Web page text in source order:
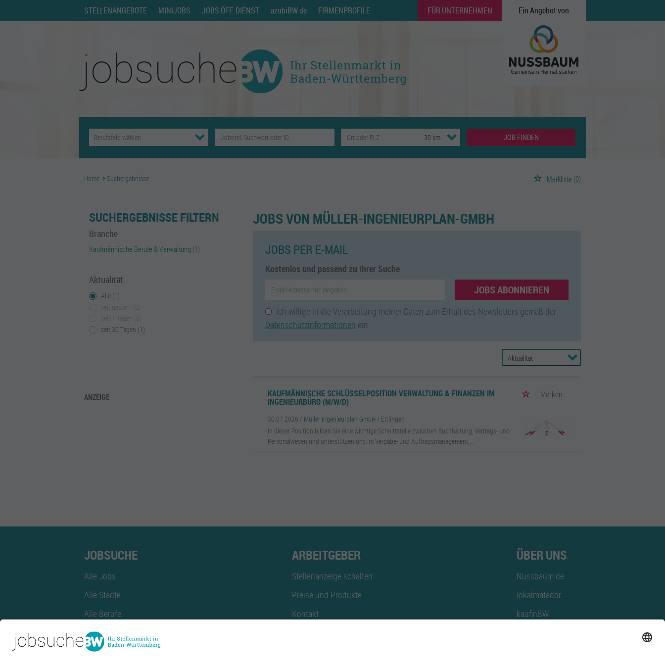
STELLENANGEBOTE MINIJOBS JOBS ÖFF. DIENST azubiBW.de FIRMENPROFILE FÜR UNTERNEHMEN Ein Angebot von
JOB FINDEN
Home Suchergebnisse Merkliste (0)
SUCHERGEBNISSE FILTERN
Branche
Kaufmännische Berufe & Verwaltung (1)
Aktualität
Alle (1)
seit 30 Tagen (1)
ANZEIGE
JOBS VON MÜLLER-INGENIEURPLAN-GMBH
JOBS PER E-MAIL
Kostenlos und passend zu Ihrer Suche
JOBS ABONNIEREN
Ich willige in die Verarbeitung meiner Daten zum Erhalt des Newsletters gemäß der
Datenschutzinformationen ein.
KAUFMÄNNISCHE SCHLÜSSELPOSITION VERWALTUNG & FINANZEN IM
INGENIEURBÜRO (M/W/D)
Merken
30.07.2026 / Müller Ingenieurplan GmbH / Ettlingen
In dieser Position bilden Sie eine wichtige Schnittstelle zwischen Buchhaltung, Vertrags- und
Personalwesen und unterstützen uns im Vergabe- und Auftragsmanagement;...
JOBSUCHE
Alle Jobs
Alle Städte
Alle Berufe
Alle Berufe nach Stadt
Alle Tätigkeitsbereiche
ARBEITGEBER
Stellenanzeige schalten
Preise und Produkte
Kontakt
ÜBER UNS
Nussbaum.de
lokalmatador
kaufinBW